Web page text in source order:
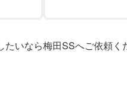
いなら梅田SSへご依頼く